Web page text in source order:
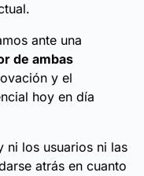
ante una
de ambas
y el
hoy en día
ni los usuarios ni las
atrás en cuanto